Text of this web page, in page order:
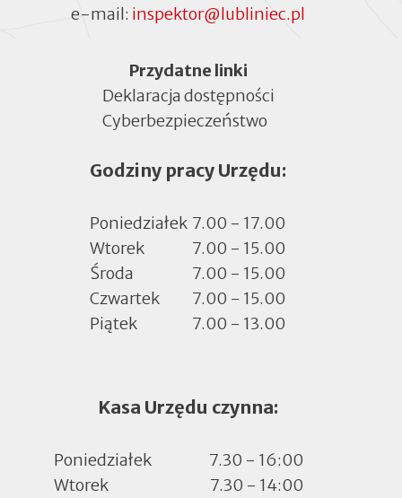
e-mail: inspektor@lubliniec.pl
MenuPrzydatne linki
Deklaracja dostępności
Cyberbezpieczeństwo
w
zakładce
Godziny pracy Urzędu:
Poniedziałek 7.00 - 17.00
Wtorek
7.00 - 15.00
Środa
7.00 - 15.00
Czwartek
7.00 - 15.00
Piątek
7.00 - 13.00
Kasa Urzędu czynna:
Poniedziałek
7.30 - 16:00
Wtorek
7.30 - 14:00